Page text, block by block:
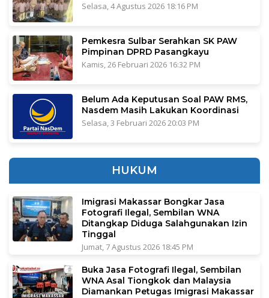
Selasa, 4 Agustus 2026 18:16 PM
Pemkesra Sulbar Serahkan SK PAW
Pimpinan DPRD Pasangkayu
Kamis, 26 Februari 2026 16:32 PM
Belum Ada Keputusan Soal PAW RMS,
Nasdem Masih Lakukan Koordinasi
Selasa, 3 Februari 2026 20:03 PM
HUKUM
Imigrasi Makassar Bongkar Jasa
Fotografi Ilegal, Sembilan WNA
Ditangkap Diduga Salahgunakan Izin
Tinggal
Jumat, 7 Agustus 2026 18:45 PM
Buka Jasa Fotografi Ilegal, Sembilan
WNA Asal Tiongkok dan Malaysia
Diamankan Petugas Imigrasi Makassar